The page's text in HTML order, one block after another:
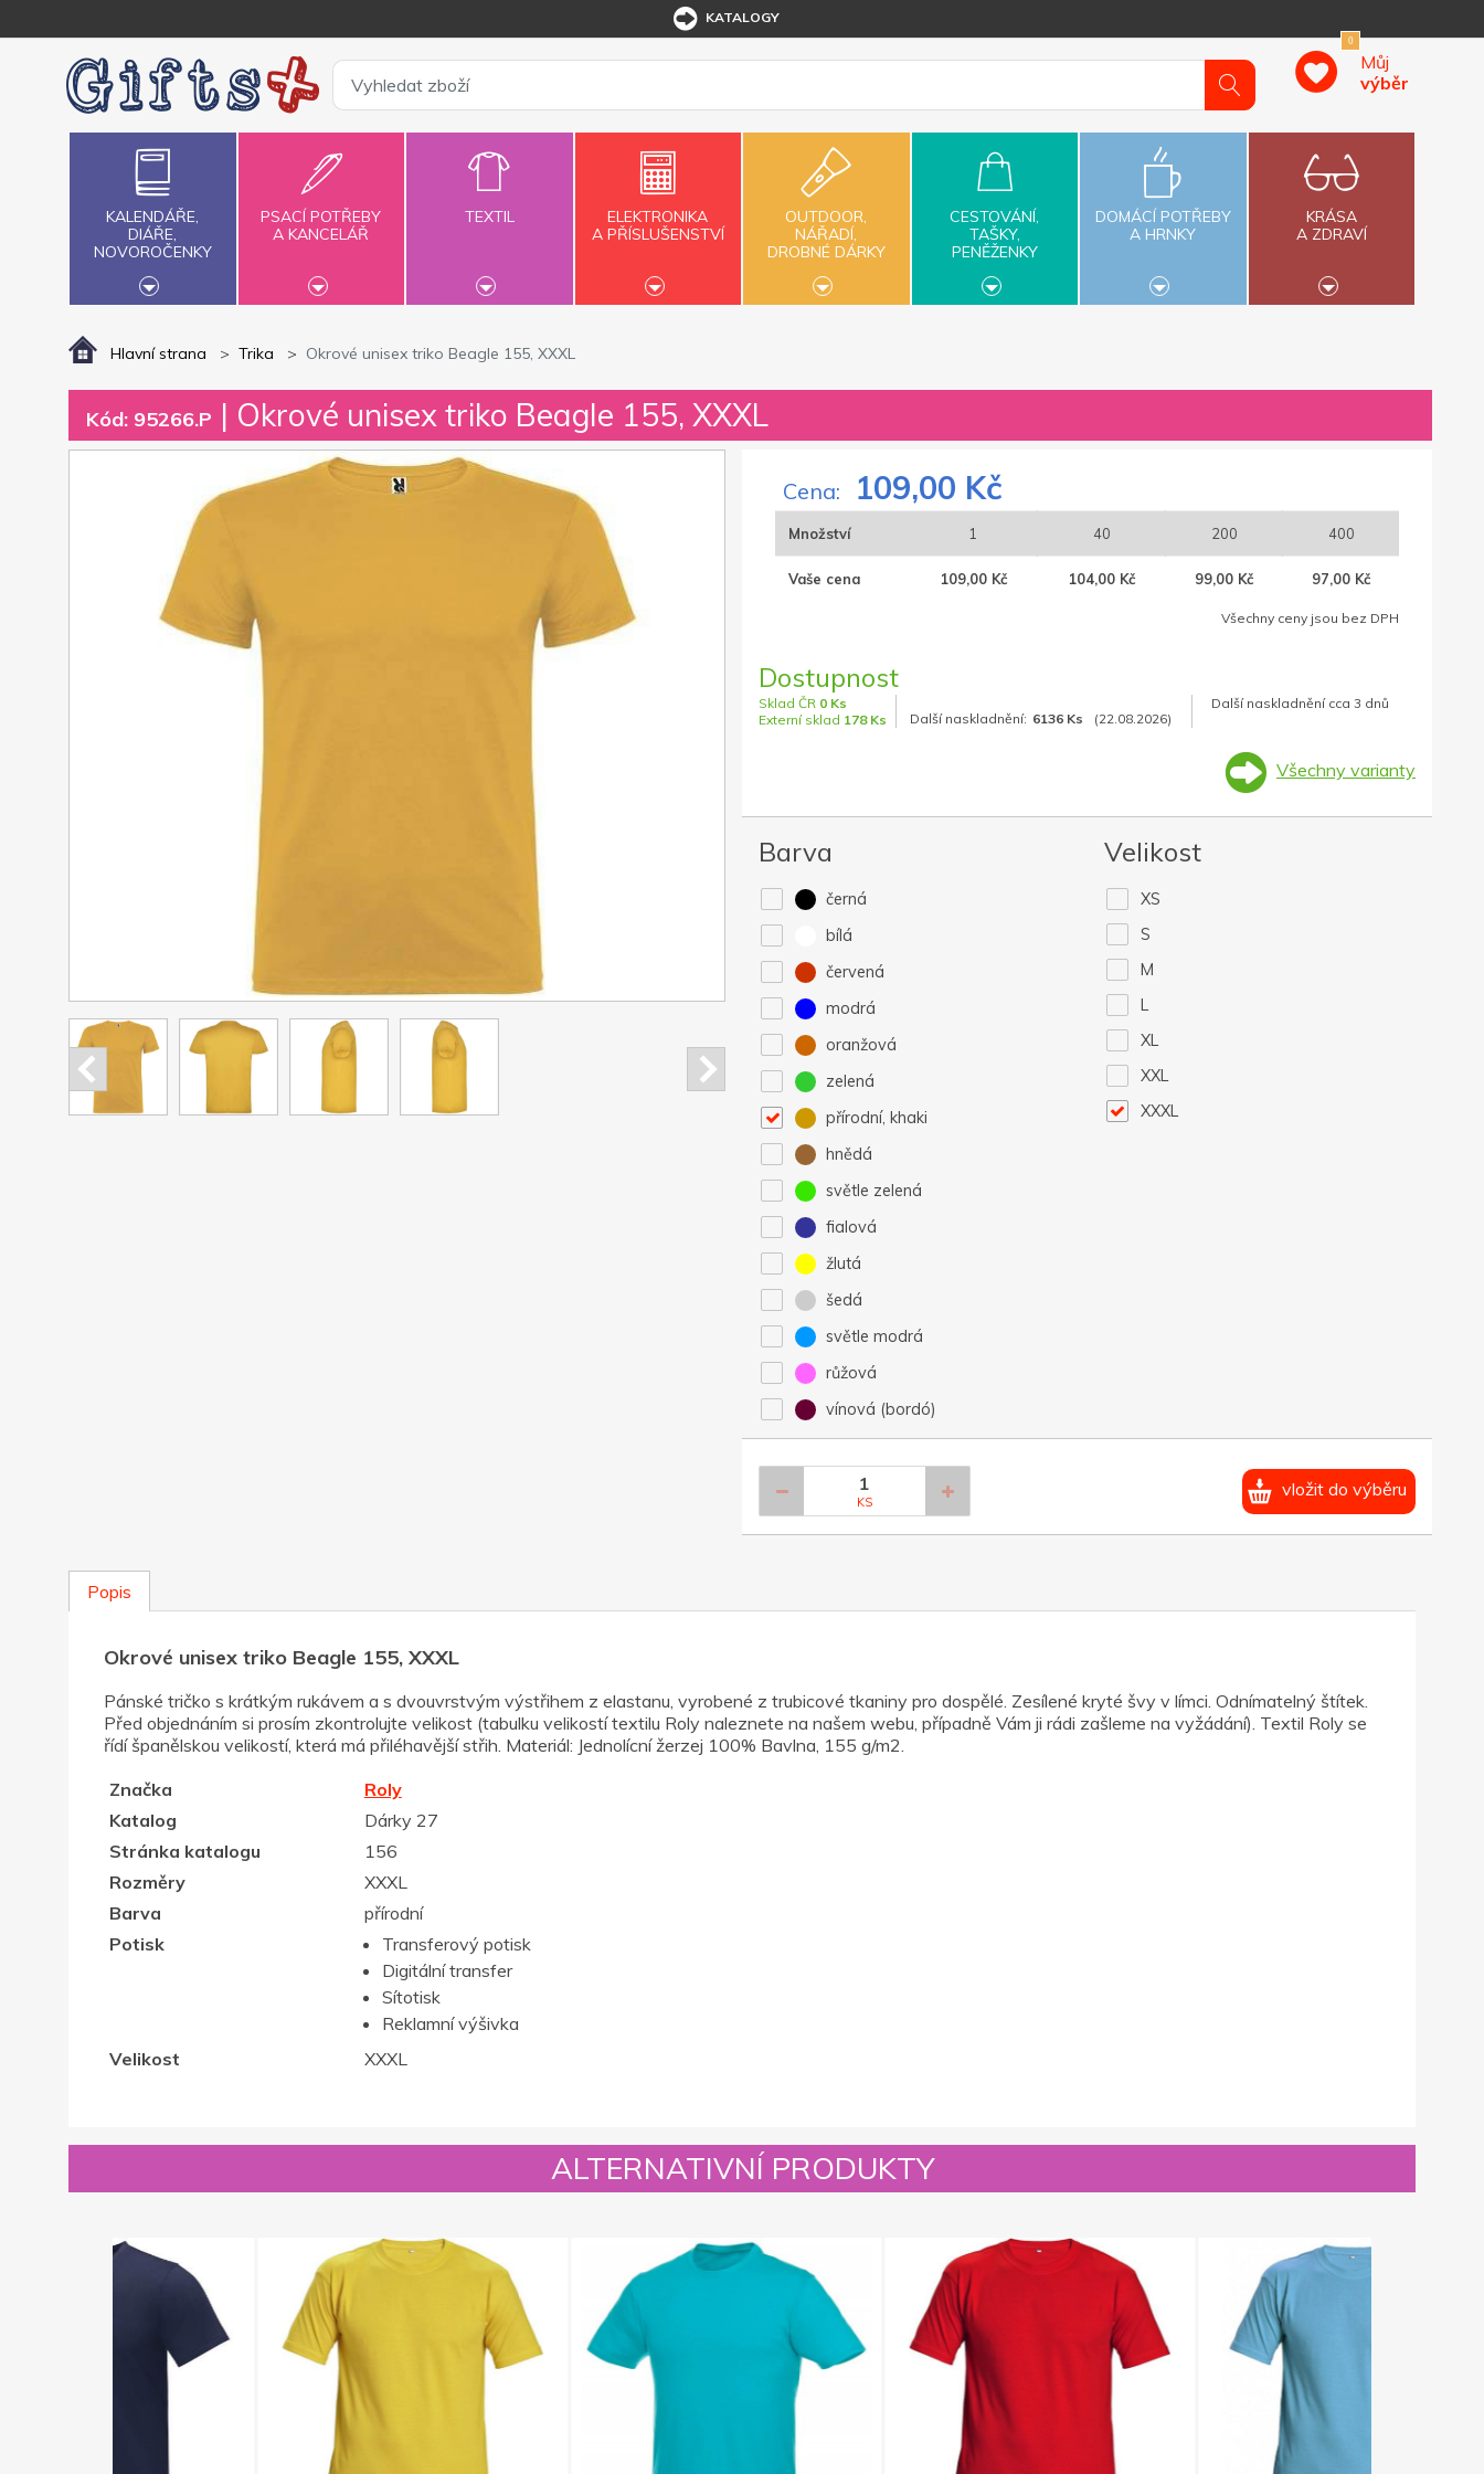
KATALOGY
0
Můj
výběr
KALENDÁŘE,
DIÁŘE,
NOVOROČENKY
PSACÍ POTŘEBY
A KANCELÁŘ
TEXTIL
ELEKTRONIKA
A PŘÍSLUŠENSTVÍ
OUTDOOR,
NÁŘADÍ,
DROBNÉ DÁRKY
CESTOVÁNÍ,
TAŠKY,
PENĚŽENKY
DOMÁCÍ POTŘEBY
A HRNKY
KRÁSA
A ZDRAVÍ
Hlavní strana Trika Okrové unisex triko Beagle 155, XXXL
Kód: 95266.P | Okrové unisex triko Beagle 155, XXXL
Cena: 109,00 Kč
Množství 1 40 200 400
Vaše cena 109,00 Kč 104,00 Kč 99,00 Kč 97,00 Kč
Všechny ceny jsou bez DPH
Dostupnost
Sklad ČR 0 Ks
Externí sklad 178 Ks Další naskladnění: 6136 Ks (22.08.2026)
Další naskladnění cca 3 dnů
Všechny varianty
Barva
černá
bílá
červená
modrá
oranžová
zelená
přírodní, khaki
hnědá
světle zelená
fialová
žlutá
šedá
světle modrá
růžová
vínová (bordó)
Velikost
XS
S
M
L
XL
XXL
XXXL
KS
vložit do výběru
Popis
Okrové unisex triko Beagle 155, XXXL
Pánské tričko s krátkým rukávem a s dvouvrstvým výstřihem z elastanu, vyrobené z trubicové tkaniny pro dospělé. Zesílené kryté švy v límci. Odnímatelný štítek.
Před objednáním si prosím zkontrolujte velikost (tabulku velikostí textilu Roly naleznete na našem webu, případně Vám ji rádi zašleme na vyžádání). Textil Roly se
řídí španělskou velikostí, která má přiléhavější střih. Materiál: Jednolícní žerzej 100% Bavlna, 155 g/m2.
Značka
Roly
Katalog
Dárky 27
Stránka katalogu
156
Rozměry
XXXL
Barva
přírodní
Potisk
Transferový potisk
Digitální transfer
Sítotisk
Reklamní výšivka
Velikost
XXXL
ALTERNATIVNÍ PRODUKTY